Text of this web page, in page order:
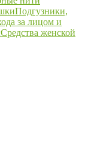
Подгузники,
за лицом и
Средства женской